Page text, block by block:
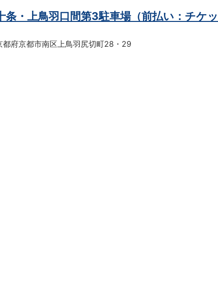
条・上鳥羽口間第3駐車場（前払い：チケ
都府京都市南区上鳥羽尻切町28・29